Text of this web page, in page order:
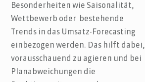
Besonderheiten wie Saisonalität,
Wettbewerb oder bestehende
Trends in das Umsatz-Forecasting
einbezogen werden. Das hilft dabei,
vorausschauend zu agieren und bei
Planabweichungen die